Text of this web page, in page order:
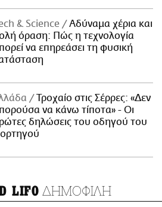
& Science
Αδύναμα χέρια και
όραση: Πώς η τεχνολογία
να επηρεάσει τη φυσική
Τροχαίο στις Σέρρες: «Δεν
να κάνω τίποτα» - Οι
δηλώσεις του οδηγού του
LIFO ΔΗΜΟΦΙΛΗ